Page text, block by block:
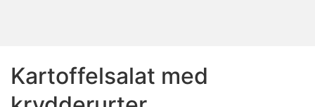
Kartoffelsalat med